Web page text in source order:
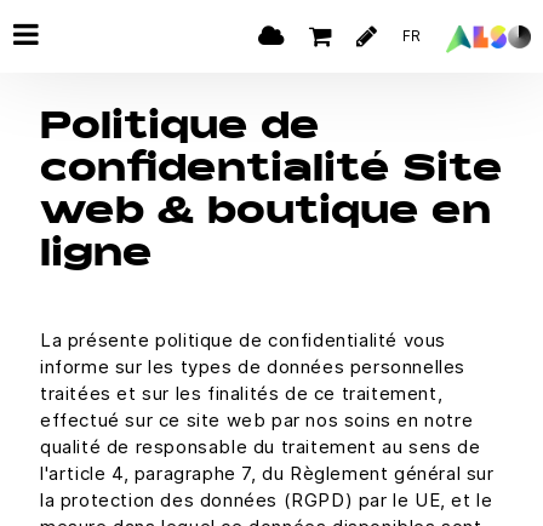
FR
Politique de
confidentialité Site
web & boutique en
ligne
La présente politique de confidentialité vous
informe sur les types de données personnelles
traitées et sur les finalités de ce traitement,
effectué sur ce site web par nos soins en notre
qualité de responsable du traitement au sens de
l'article 4, paragraphe 7, du Règlement général sur
la protection des données (RGPD) par le UE, et le